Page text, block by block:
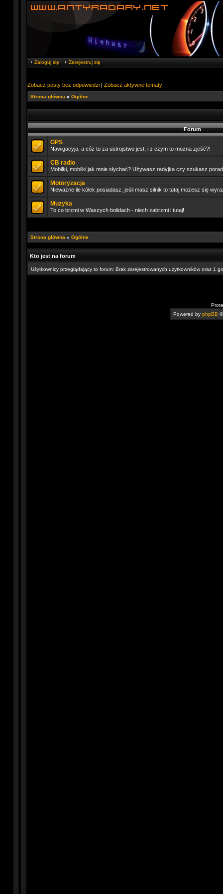
Zaloguj się Zarejestruj się
Zobacz posty bez odpowiedzi | Zobacz aktywne tematy
Strona główna » Ogólne
Forum
GPS
Nawigacyja, a cóż to za ustrojstwo jest, i z czym to można zjeść?!
CB radio
Mobilki, mobilki jak mnie słychać? Używasz radyjka czy szukasz
Motoryzacja
Nieważne ile kółek posiadasz, jeśli masz silnik to tutaj możesz się
Muzyka
To co brzmi w Waszych bolidach - niech zabrzmi i tutaj!
Strona główna » Ogólne
Kto jest na forum
Użytkownicy przeglądający to forum: Brak zarejestrowanych użytkowników oraz 1
Powered by phpBB